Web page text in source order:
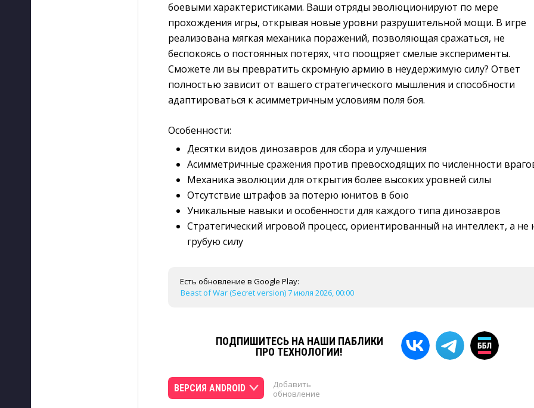
боевыми характеристиками. Ваши отряды эволюционируют по мере
прохождения игры, открывая новые уровни разрушительной мощи. В игре
реализована мягкая механика поражений, позволяющая сражаться, не
беспокоясь о постоянных потерях, что поощряет смелые эксперименты.
Сможете ли вы превратить скромную армию в неудержимую силу? Ответ
полностью зависит от вашего стратегического мышления и способности
адаптироваться к асимметричным условиям поля боя.
Особенности:
Десятки видов динозавров для сбора и улучшения
Асимметричные сражения против превосходящих по численности
Механика эволюции для открытия более высоких уровней силы
Отсутствие штрафов за потерю юнитов в бою
Уникальные навыки и особенности для каждого типа динозавров
Стратегический игровой процесс, ориентированный на интеллект, а не
грубую силу
Есть обновление в Google Play:
Beast of War (Secret version) 7 июля 2026, 00:00
ПОДПИШИТЕСЬ НА НАШИ ПАБЛИКИ
ПРО ТЕХНОЛОГИИ!
ВЕРСИЯ ANDROID
Добавить
обновление